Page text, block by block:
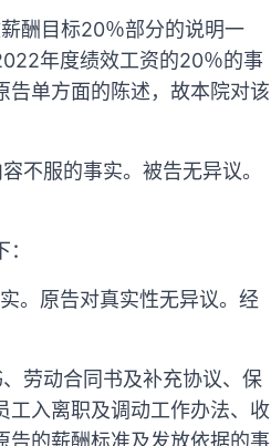
酬目标20％部分的说明一
年度绩效工资的20％的事
告单方面的陈述，故本院对该
不服的事实。被告无异议。
。原告对真实性无异议。经
劳动合同书及补充协议、保
工入离职及调动工作办法、收
告的薪酬标准及发放依据的事